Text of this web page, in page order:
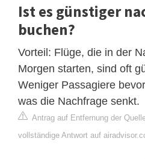
Ist es günstiger
buchen?
Vorteil: Flüge, die in der
Morgen starten, sind oft
Weniger Passagiere
was die Nachfrage senkt.
Antrag auf Entfernung der
vollständige Antwort auf